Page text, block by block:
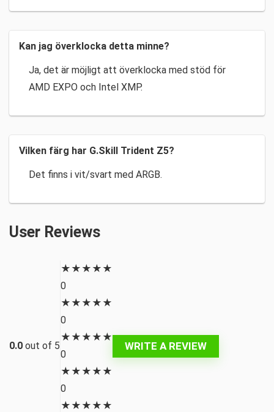
Kan jag överklocka detta minne?
Ja, det är möjligt att överklocka med stöd för
AMD EXPO och Intel XMP.
Vilken färg har G.Skill Trident Z5?
Det finns i vit/svart med ARGB.
User Reviews
0.0 out of 5
★ ★ ★ ★ ★
0
★ ★ ★ ★ ★
0
★ ★ ★ ★ ★
0
★ ★ ★ ★ ★
0
★ ★ ★ ★ ★
WRITE A REVIEW